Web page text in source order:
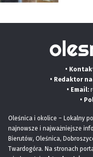
•
• Redaktor
• Email:
•
Oleśnica i okolice – Lokalny
najnowsze i najważniejsze
Bierutów, Oleśnica,
Twardogóra. Na stronach